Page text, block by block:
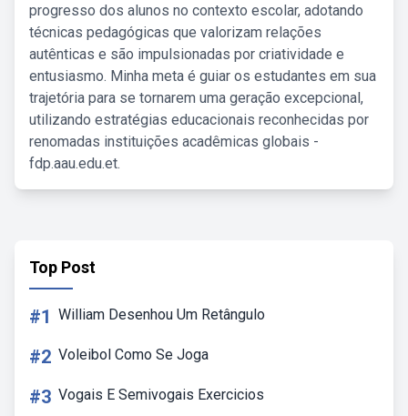
progresso dos alunos no contexto escolar, adotando
técnicas pedagógicas que valorizam relações
autênticas e são impulsionadas por criatividade e
entusiasmo. Minha meta é guiar os estudantes em sua
trajetória para se tornarem uma geração excepcional,
utilizando estratégias educacionais reconhecidas por
renomadas instituições acadêmicas globais -
fdp.aau.edu.et.
Top Post
#1 William Desenhou Um Retângulo
#2 Voleibol Como Se Joga
#3 Vogais E Semivogais Exercicios